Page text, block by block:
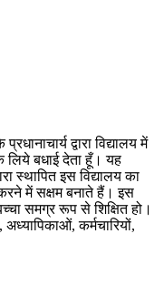
द्वारा विद्यालय में
लिये बधाई देता हूँ। यह
स्थापित इस विद्यालय का
में सक्षम बनाते हैं। इस
समग्र रूप से शिक्षित हो।
कर्मचारियों,